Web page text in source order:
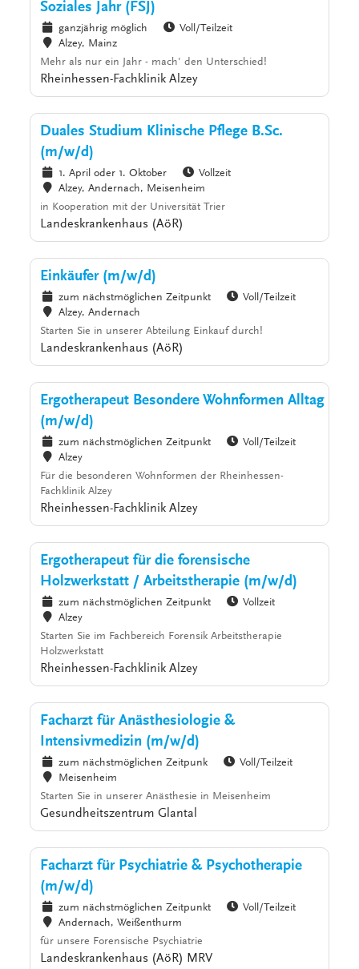
Soziales Jahr (FSJ)
ganzjährig möglich
Voll/Teilzeit
Alzey, Mainz
Mehr als nur ein Jahr - mach' den Unterschied!
Rheinhessen-Fachklinik Alzey
Duales Studium Klinische Pflege B.Sc.
(m/w/d)
1. April oder 1. Oktober
Vollzeit
Alzey, Andernach, Meisenheim
in Kooperation mit der Universität Trier
Landeskrankenhaus (AöR)
Einkäufer (m/w/d)
zum nächstmöglichen Zeitpunkt
Voll/Teilzeit
Alzey, Andernach
Starten Sie in unserer Abteilung Einkauf durch!
Landeskrankenhaus (AöR)
Ergotherapeut Besondere Wohnformen Alltag
(m/w/d)
zum nächstmöglichen Zeitpunkt
Voll/Teilzeit
Alzey
Für die besonderen Wohnformen der Rheinhessen-
Fachklinik Alzey
Rheinhessen-Fachklinik Alzey
Ergotherapeut für die forensische
Holzwerkstatt / Arbeitstherapie (m/w/d)
zum nächstmöglichen Zeitpunkt
Vollzeit
Alzey
Starten Sie im Fachbereich Forensik Arbeitstherapie
Holzwerkstatt
Rheinhessen-Fachklinik Alzey
Facharzt für Anästhesiologie &
Intensivmedizin (m/w/d)
zum nächstmöglichen Zeitpunk
Voll/Teilzeit
Meisenheim
Starten Sie in unserer Anästhesie in Meisenheim
Gesundheitszentrum Glantal
Facharzt für Psychiatrie & Psychotherapie
(m/w/d)
zum nächstmöglichen Zeitpunkt
Voll/Teilzeit
Andernach, Weißenthurm
für unsere Forensische Psychiatrie
Landeskrankenhaus (AöR) MRV